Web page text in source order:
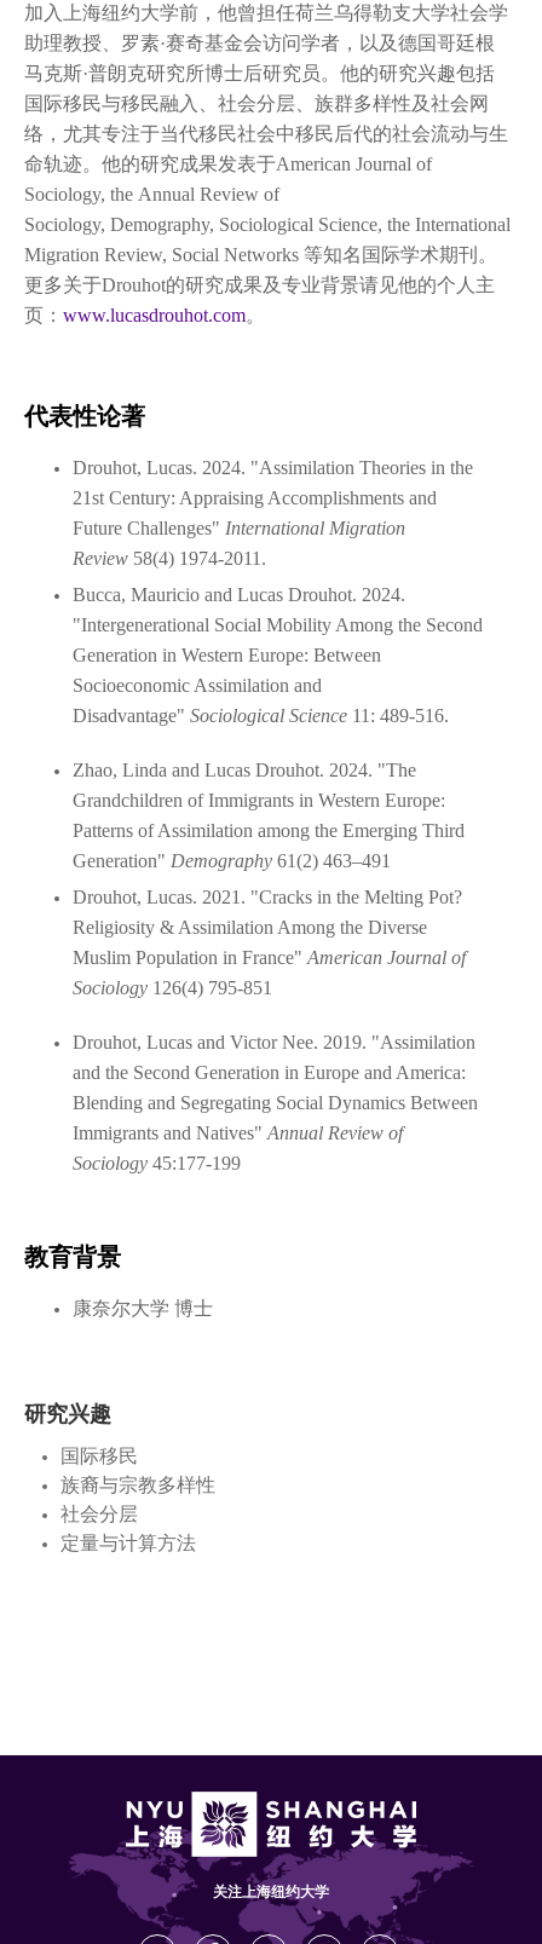
加入上海纽约大学前，他曾担任荷兰乌得勒支大学社会学
助理教授、罗素·赛奇基金会访问学者，以及德国哥廷根
马克斯·普朗克研究所博士后研究员。他的研究兴趣包括
国际移民与移民融入、社会分层、族群多样性及社会网
络，尤其专注于当代移民社会中移民后代的社会流动与生
命轨迹。他的研究成果发表于American Journal of
Sociology, the Annual Review of
Sociology, Demography, Sociological Science, the International
Migration Review, Social Networks 等知名国际学术期刊。
更多关于Drouhot的研究成果及专业背景请见他的个人主
页： www.lucasdrouhot.com。
代表性论著
Drouhot, Lucas. 2024. "Assimilation Theories in the
21st Century: Appraising Accomplishments and
Future Challenges" International Migration
Review 58(4) 1974-2011.
Bucca, Mauricio and Lucas Drouhot. 2024.
"Intergenerational Social Mobility Among the Second
Generation in Western Europe: Between
Socioeconomic Assimilation and
Disadvantage" Sociological Science 11: 489-516.
Zhao, Linda and Lucas Drouhot. 2024. "The
Grandchildren of Immigrants in Western Europe:
Patterns of Assimilation among the Emerging Third
Generation" Demography 61(2) 463–491
Drouhot, Lucas. 2021. "Cracks in the Melting Pot?
Religiosity & Assimilation Among the Diverse
Muslim Population in France"American Journal of
Sociology 126(4) 795-851
Drouhot, Lucas and Victor Nee. 2019. "Assimilation
and the Second Generation in Europe and America:
Blending and Segregating Social Dynamics Between
Immigrants and Natives"Annual Review of
Sociology 45:177-199
教育背景
康奈尔大学 博士
研究兴趣
国际移民
族裔与宗教多样性
社会分层
定量与计算方法
关注上海纽约大学